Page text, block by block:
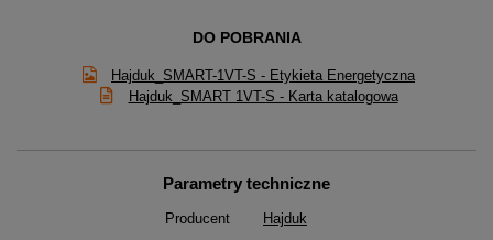
DO POBRANIA
Hajduk_SMART-1VT-S - Etykieta Energetyczna
Hajduk_SMART 1VT-S - Karta katalogowa
Parametry techniczne
Producent Hajduk